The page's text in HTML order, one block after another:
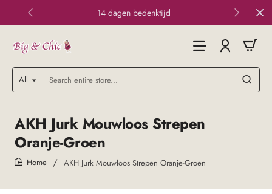
14 dagen bedenktijd
All
Search
entire
AKH Jurk Mouwloos Strepen
Oranje-Groen
AKH Jurk Mouwloos Strepen Oranje-Groen